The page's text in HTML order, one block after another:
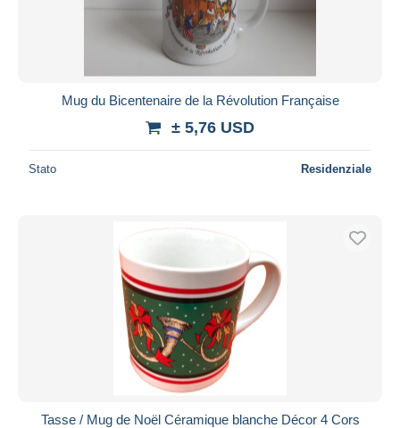
Mug du Bicentenaire de la Révolution Française
± 5,76 USD
Stato Residenziale
Tasse / Mug de Noël Céramique blanche Décor 4 Cors